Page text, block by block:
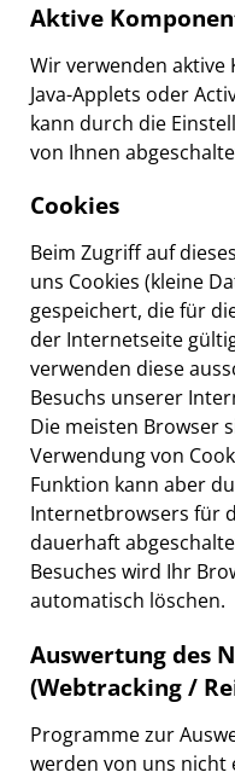
Aktive
Wir verwenden aktive
Java-Applets oder
kann durch die
von Ihnen
Cookies
Beim Zugriff auf
uns Cookies (kleine
gespeichert, die für
der Internetseite
verwenden diese
Besuchs unserer
Die meisten Browser
Verwendung von
Funktion kann aber
Internetbrowsers für
dauerhaft
Besuches wird Ihr
automatisch löschen.
Auswertung des
(Webtracking /
Programme zur
werden von uns nicht